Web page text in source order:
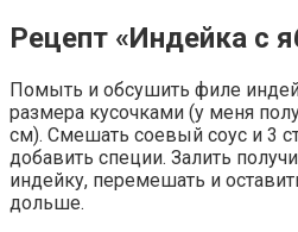
Рецепт «Индейка с
Помыть и обсушить филе
размера кусочками (у меня
см). Смешать соевый соус и 3
добавить специи. Залить
индейку, перемешать и
дольше.